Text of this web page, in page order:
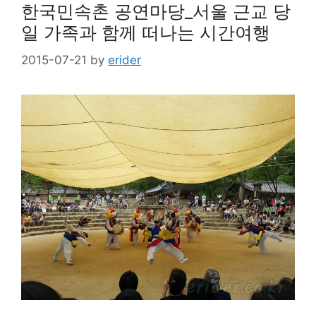
한국민속촌 공연마당_서울 근교 당
일 가족과 함께 떠나는 시간여행
2015-07-21 by erider